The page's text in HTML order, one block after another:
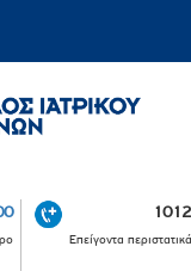
1012
Επείγοντα περιστατικά